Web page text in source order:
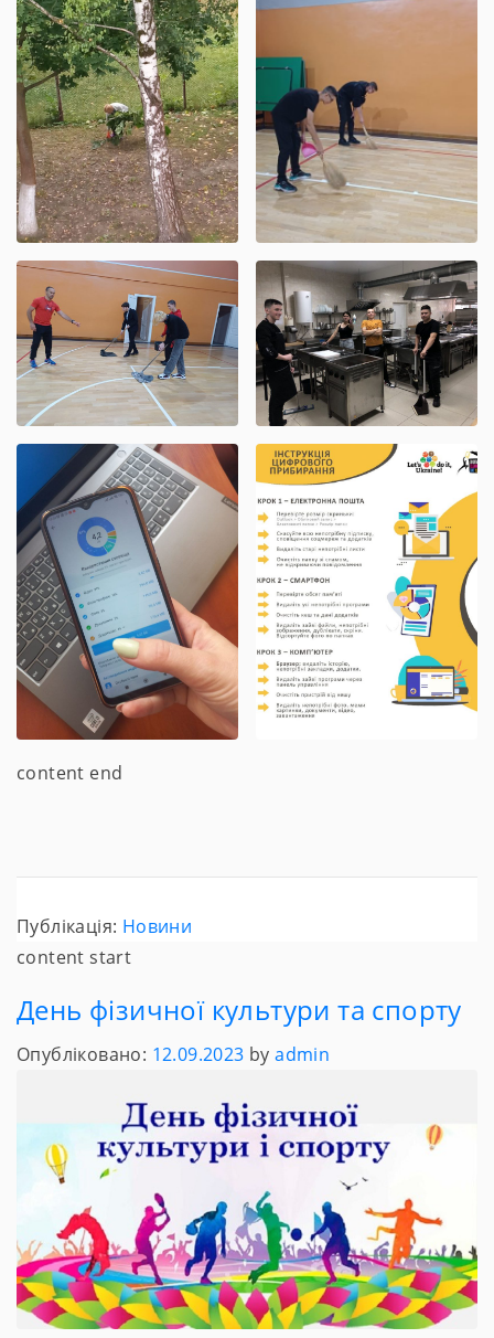
content end
Публікація: Новини
content start
День фізичної культури та спорту
Опубліковано: 12.09.2023 byadmin